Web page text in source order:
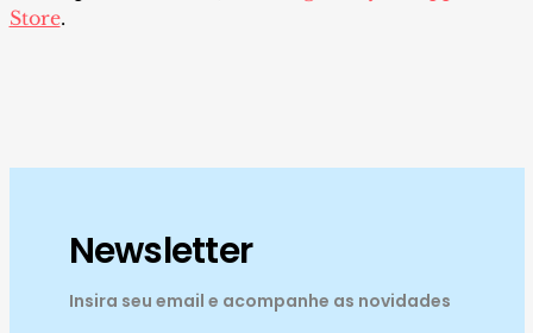
Store.
Newsletter
Insira seu email e acompanhe as novidades